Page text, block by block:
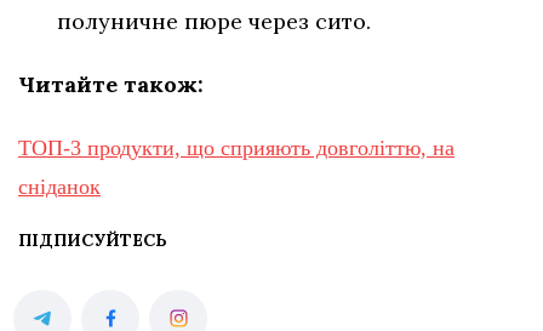
полуничне пюре через сито.
Читайте також:
ТОП-3 продукти, що сприяють довголіттю, на
сніданок
ПІДПИСУЙТЕСЬ